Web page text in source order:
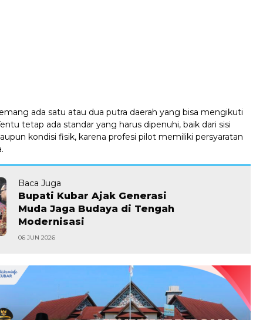
ada satu atau dua putra daerah yang bisa mengikuti
tetap ada standar yang harus dipenuhi, baik dari sisi
kondisi fisik, karena profesi pilot memiliki persyaratan
Baca Juga
Bupati Kubar Ajak Generasi
Muda Jaga Budaya di Tengah
Modernisasi
06 JUN 2026